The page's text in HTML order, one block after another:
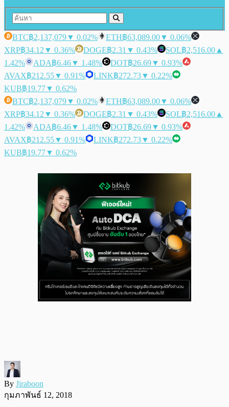
BTC฿2,137,079▼ 0.02% ETH฿63,089.00▼ 0.06%
XRP฿34.12 ▼ 0.36% DOGE฿2.31 ▼ 0.43% SOL฿2,516.00 ▲
1.42%
ADA฿6.46▼ 1.48% DOT฿26.69▼ 0.93%
AVAX฿212.55▼ 0.91% LINK฿272.73▼ 0.22%
KUB฿19.77▼ 0.62%
BTC฿2,137,079▼ 0.02% ETH฿63,089.00▼ 0.06%
XRP฿34.12 ▼ 0.36% DOGE฿2.31 ▼ 0.43% SOL฿2,516.00 ▲
1.42%
ADA฿6.46▼ 1.48% DOT฿26.69▼ 0.93%
AVAX฿212.55▼ 0.91% LINK฿272.73▼ 0.22%
KUB฿19.77▼ 0.62%
By Jiraboon
กุมภาพันธ์ 12, 2018